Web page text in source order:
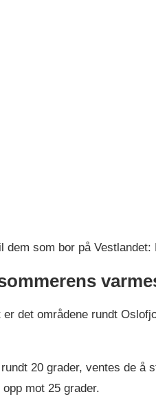
dem som bor på
det områdene rundt
20 grader, ventes de å
mot 25 grader.